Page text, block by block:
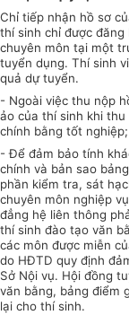
Chỉ tiếp nhận hồ sơ
thí sinh chỉ được đăng
chuyên môn tại một
tuyển dụng. Thí sinh
quả dự tuyển.
- Ngoài việc thu nộp
ảo của thí sinh khi thu
chính bằng tốt nghiệp;
-Để đảm bảo tính
chính và bản sao
phần kiểm tra, sát
chuyên môn nghiệp
đẳng hệ liên thông
thí sinh đào tạo văn
các môn được miễn
do HĐTD quy định
Sở Nội vụ. Hội đồng
văn bằng, bảng điểm
lại cho thí sinh.